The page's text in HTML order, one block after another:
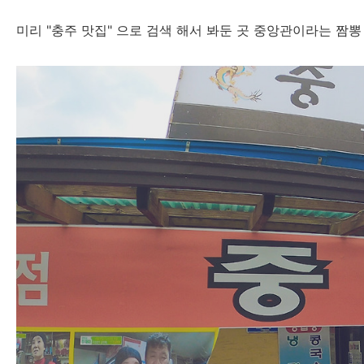
미리 "충주 맛집" 으로 검색 해서 봐둔 곳 중앙관이라는 짬